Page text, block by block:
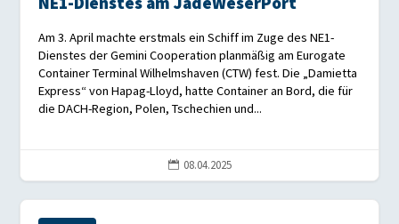
NE1-Dienstes am JadeWeserPort
Am 3. April machte erstmals ein Schiff im Zuge des NE1-
Dienstes der Gemini Cooperation planmäßig am Eurogate
Container Terminal Wilhelmshaven (CTW) fest. Die „Damietta
Express“ von Hapag-Lloyd, hatte Container an Bord, die für
die DACH-Region, Polen, Tschechien und...
 08.04.2025